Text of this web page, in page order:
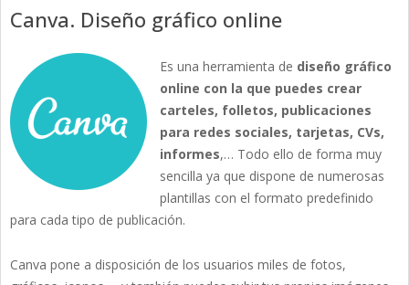
Canva. Diseño gráfico online
Es una herramienta de diseño gráfico
online con la que puedes crear
carteles, folletos, publicaciones
para redes sociales, tarjetas, CVs,
informes,… Todo ello de forma muy
sencilla ya que dispone de numerosas
plantillas con el formato predefinido
para cada tipo de publicación.
Canva pone a disposición de los usuarios miles de fotos,